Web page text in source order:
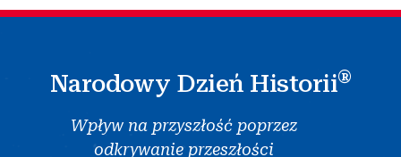
Narodowy Dzień Historii®
Wpływ na przyszłość poprzez
odkrywanie przeszłości